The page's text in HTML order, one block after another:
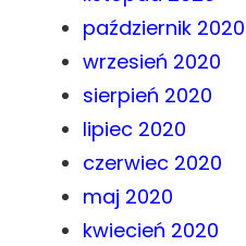
październik 2020
wrzesień 2020
sierpień 2020
lipiec 2020
czerwiec 2020
maj 2020
kwiecień 2020